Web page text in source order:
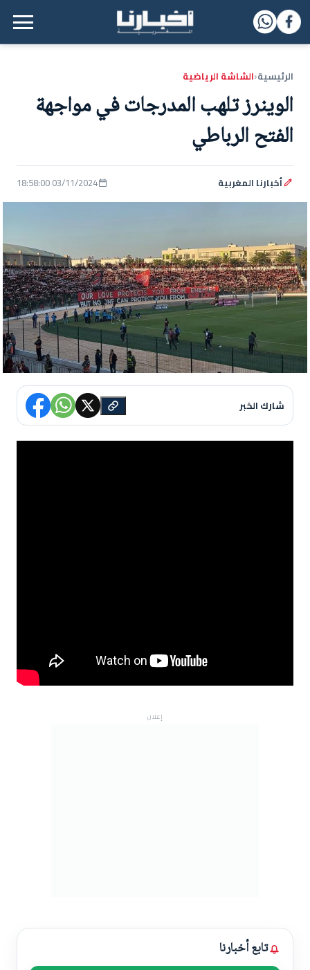
القائمة الرئيسية
الرئيسية‹الشاشة الرياضية
الوينرز تلهب المدرجات في مواجهة
الفتح الرباطي
أخبارنا المغربية 03/11/2024 18:58:00
شارك الخبر
إعلان
تابع أخبارنا